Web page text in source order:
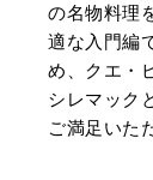
の名物料理
適な入門編
め、クエ・
シレマック
ご満足いた